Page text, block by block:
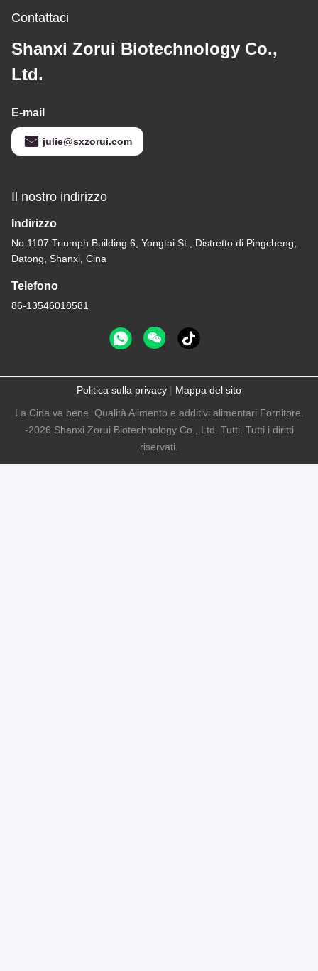
Contattaci
Shanxi Zorui Biotechnology Co.,
Ltd.
E-mail
julie@sxzorui.com
Il nostro indirizzo
Indirizzo
No.1107 Triumph Building 6, Yongtai St., Distretto di Pingcheng,
Datong, Shanxi, Cina
Telefono
86-13546018581
Politica sulla privacy | Mappa del sito
La Cina va bene. Qualità Alimento e additivi alimentari Fornitore.
-2026 Shanxi Zorui Biotechnology Co., Ltd. Tutti. Tutti i diritti
riservati.